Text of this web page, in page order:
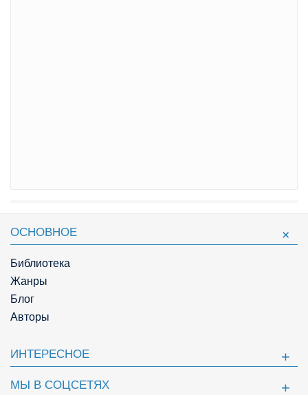
ОСНОВНОЕ
Библиотека
Жанры
Блог
Авторы
ИНТЕРЕСНОЕ
МЫ В СОЦСЕТЯХ